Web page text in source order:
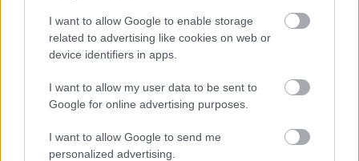
I want to allow Google to enable storage
related to advertising like cookies on web or
device identifiers in apps.
I want to allow my user data to be sent to
Google for online advertising purposes.
I want to allow Google to send me
personalized advertising.
Najnovšie časopisy